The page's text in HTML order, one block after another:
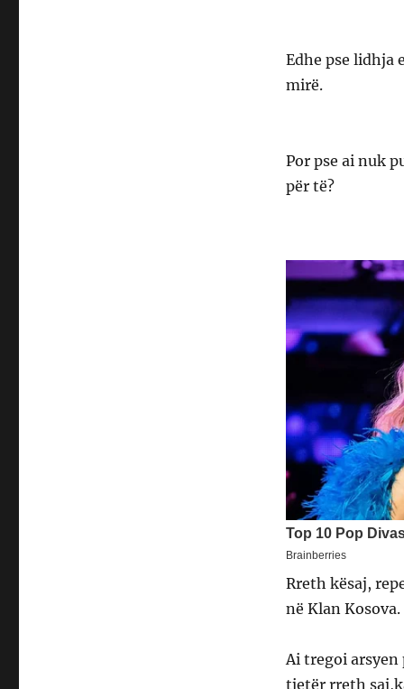
Edhe pse lidhja
mirë.
Por pse ai nuk
për të?
Rreth kësaj,
në Klan Kosova.
Ai tregoi arsyen
tjetër rreth